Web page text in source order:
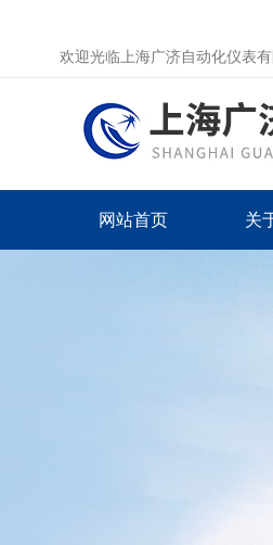
欢迎光临上海广济自动化仪表有
网站首页 关